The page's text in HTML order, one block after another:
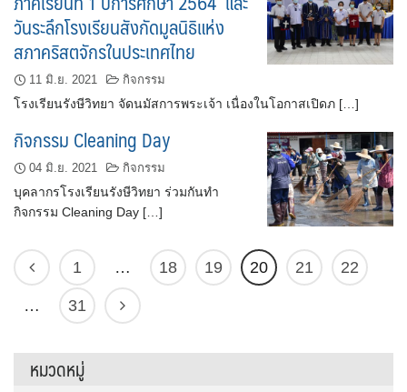
วันระลึกโรงเรียนสังกัดมูลนิธิแห่ง
สภาคริสตจักรในประเทศไทย
11 มิ.ย. 2021 กิจกรรม
โรงเรียนรังษีวิทยา จัดนมัสการพระเจ้า เนื่องในโอกาสเปิดภ […]
กิจกรรม Cleaning Day
04 มิ.ย. 2021 กิจกรรม
บุคลากรโรงเรียนรังษีวิทยา ร่วมกันทำ
กิจกรรม Cleaning Day […]
1 … 18 19 20 21 22
… 31
หมวดหมู่